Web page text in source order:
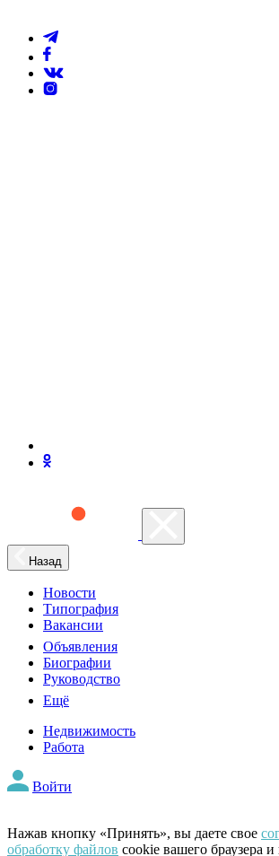
Назад
Новости
Типография
Вакансии
Объявления
Биографии
Руководство
Ещё
Недвижимость
Работа
Войти
Нажав кнопку «Принять», вы даете свое
обработку файлов cookie вашего браузера